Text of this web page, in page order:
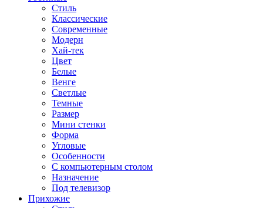
Стиль
Классические
Современные
Модерн
Хай-тек
Цвет
Белые
Венге
Светлые
Темные
Размер
Мини стенки
Форма
Угловые
Особенности
С компьютерным столом
Назначение
Под телевизор
Прихожие